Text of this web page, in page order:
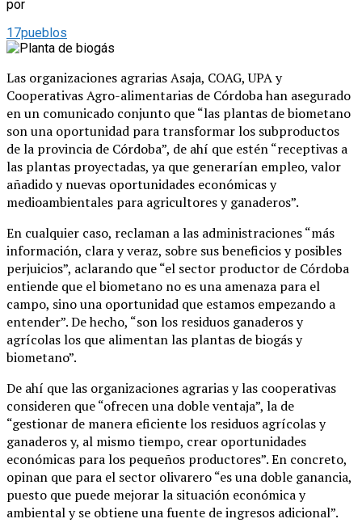
por
17pueblos
Las organizaciones agrarias Asaja, COAG, UPA y
Cooperativas Agro-alimentarias de Córdoba han asegurado
en un comunicado conjunto que “las plantas de biometano
son una oportunidad para transformar los subproductos
de la provincia de Córdoba”, de ahí que estén “receptivas a
las plantas proyectadas, ya que generarían empleo, valor
añadido y nuevas oportunidades económicas y
medioambientales para agricultores y ganaderos”.
En cualquier caso, reclaman a las administraciones “más
información, clara y veraz, sobre sus beneficios y posibles
perjuicios”, aclarando que “el sector productor de Córdoba
entiende que el biometano no es una amenaza para el
campo, sino una oportunidad que estamos empezando a
entender”. De hecho, “son los residuos ganaderos y
agrícolas los que alimentan las plantas de biogás y
biometano”.
De ahí que las organizaciones agrarias y las cooperativas
consideren que “ofrecen una doble ventaja”, la de
“gestionar de manera eficiente los residuos agrícolas y
ganaderos y, al mismo tiempo, crear oportunidades
económicas para los pequeños productores”. En concreto,
opinan que para el sector olivarero “es una doble ganancia,
puesto que puede mejorar la situación económica y
ambiental y se obtiene una fuente de ingresos adicional”.